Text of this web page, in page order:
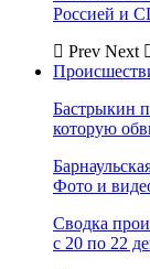
Россией и
Prev Next
Бастрыкин
которую
Фото и
Сводка
с 20 по 22